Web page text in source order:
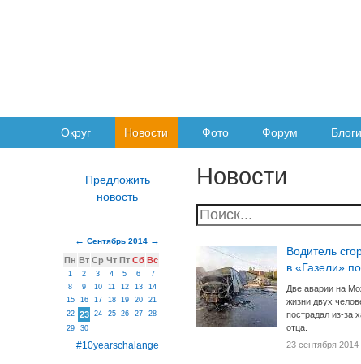
Округ Новости Фото Форум Блоги
Новости
Водитель
в «Газели»
Две аварии на
жизни двух
пострадал из-за
отца.
23 сентября 2014
Сентябрь 2014
Пн Вт Ср Чт Пт Сб Вс
1 2 3 4 5 6
7
8
9 10 11 12 13
14
15
16 17 18 19 20
21
22
23 24 25 26 27
28
29
30
#10yearschalange